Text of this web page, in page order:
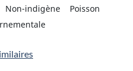
Non-indigène
Poisson